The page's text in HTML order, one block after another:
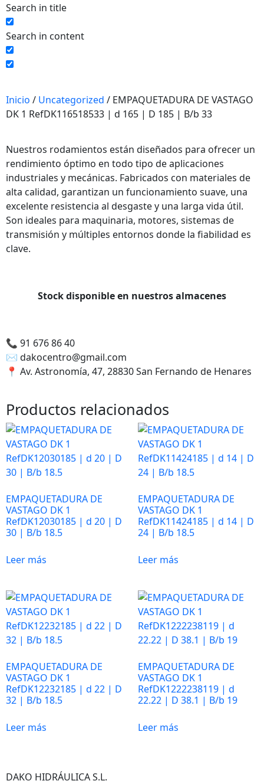
Search in title
Search in content
Inicio / Uncategorized / EMPAQUETADURA DE VASTAGO
DK 1 RefDK116518533 | d 165 | D 185 | B/b 33
Nuestros rodamientos están diseñados para ofrecer un
rendimiento óptimo en todo tipo de aplicaciones
industriales y mecánicas. Fabricados con materiales de
alta calidad, garantizan un funcionamiento suave, una
excelente resistencia al desgaste y una larga vida útil.
Son ideales para maquinaria, motores, sistemas de
transmisión y múltiples entornos donde la fiabilidad es
clave.
Stock disponible en nuestros almacenes
📞 91 676 86 40
✉️ dakocentro@gmail.com
📍 Av. Astronomía, 47, 28830 San Fernando de Henares
Productos relacionados
EMPAQUETADURA DE
VASTAGO DK 1
RefDK12030185 | d 20 | D
30 | B/b 18.5
Leer más
EMPAQUETADURA DE
VASTAGO DK 1
RefDK11424185 | d 14 | D
24 | B/b 18.5
Leer más
EMPAQUETADURA DE
VASTAGO DK 1
RefDK12232185 | d 22 | D
32 | B/b 18.5
Leer más
EMPAQUETADURA DE
VASTAGO DK 1
RefDK1222238119 | d
22.22 | D 38.1 | B/b 19
Leer más
DAKO HIDRÁULICA S.L.
para que
web y que
Para que
podamos
mejorar la
funcionalidad
y estructura
de la web,
utilizaremos
las
estadísticas
qué interesa
ofrecemos y
cómo poder
mejorar con
tu ayuda.
Experiencia
Para que
nuestra web
funcione lo
mejor posible
visita. Es una
guía para
hacerte
disfrutar del
nuestra página.
algunas
funcionalidades
desaparecerán
de la web. Si las
serás de gran
ayuda.
Marketing
Al compartir tus
mientras visitas